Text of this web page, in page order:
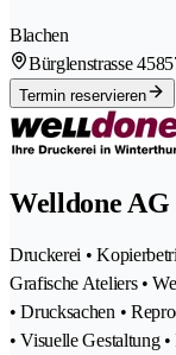
Blachen
Bürglenstrasse 45
Termin reservieren
Welldone AG
Druckerei •
Grafische Ateliers •
• Drucksachen •
• Visuelle Gestaltung